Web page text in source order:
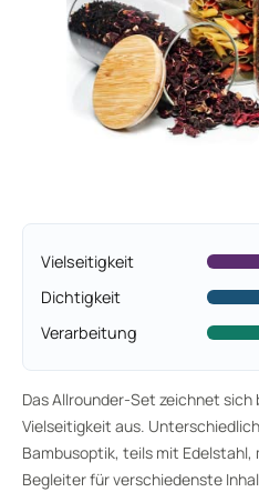
Vielseitigkeit
Dichtigkeit
Verarbeitung
Das Allrounder-Set zeichnet sich
Vielseitigkeit aus.
Bambusoptik, teils mit Edelstahl,
Begleiter für verschiedenste